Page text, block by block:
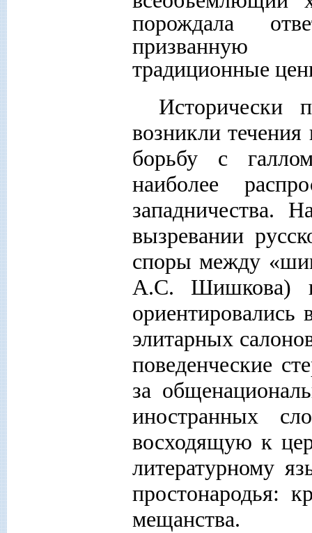
порождала
призванную
традиционные
возникли
борьбу с
наиболее
западничества.
вызревании
споры между
А.С. Шишкова) и
ориентировались
элитарных
поведенческие
за
иностранных
восходящую к
литературному
простонародья:
мещанства.